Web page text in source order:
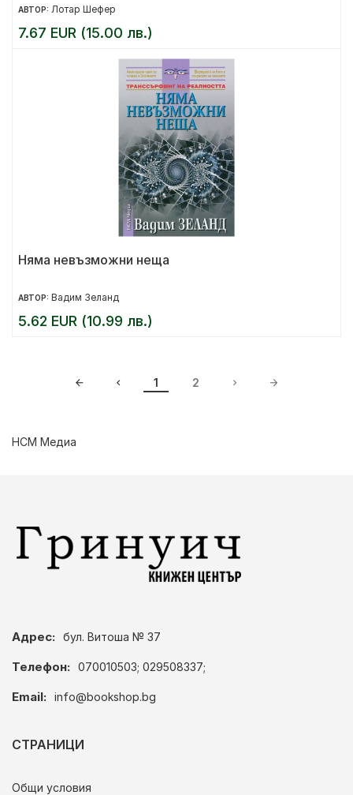
АВТОР: Лотар Шефер
7.67 EUR (15.00 лв.)
Няма невъзможни неща
АВТОР: Вадим Зеланд
5.62 EUR (10.99 лв.)
1 2
НСМ Медиа
Адрес: бул. Витоша № 37
Телефон: 070010503; 029508337;
Email: info@bookshop.bg
СТРАНИЦИ
Общи условия